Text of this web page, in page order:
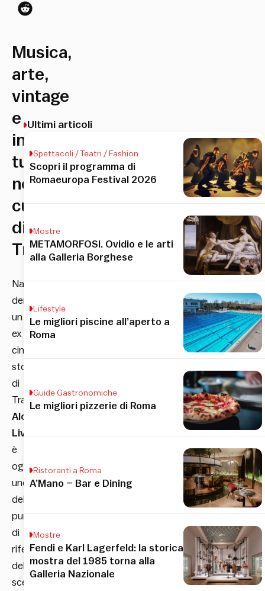
Musica,
arte,
vintage
e
intrattenimento:
tutto
nel
cuore
di
Trastevere!
Nato
dentro
un
ex
cinema
storico
di
Trastevere,
Alcazar
Live
è
oggi
uno
dei
punti
di
riferimento
della
scena
Ultimi articoli
Spettacoli / Teatri / Fashion
Scopri il programma di
Romaeuropa Festival 2026
Mostre
METAMORFOSI. Ovidio e le arti
alla Galleria Borghese
Lifestyle
Le migliori piscine all’aperto a
Roma
Guide Gastronomiche
Le migliori pizzerie di Roma
Ristoranti a Roma
A’Mano – Bar e Dining
Mostre
Fendi e Karl Lagerfeld: la storica
mostra del 1985 torna alla
Galleria Nazionale